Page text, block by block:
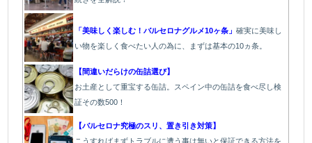
「美味しく楽しむ！バルセロナグルメ10ヶ条」確実に美味し
い物を楽しく食べたい人の為に、まずは基本の10ヵ条。
【間違いだらけの缶詰選び】
お土産として重宝する缶詰。スペイン中の缶詰を食べ尽し検
証その数500！
【バルセロナ究極のスリ、置き引き対策】
こうすればまずトラブルに遭う事は無いと保証できる方法を